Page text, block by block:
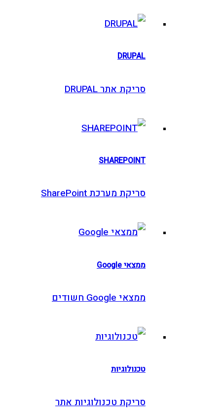
DRUPAL
סריקת אתר DRUPAL
SHAREPOINT
סריקת מערכת SharePoint
ממצאי Google חשודים
טכנולוגיות
סריקת טכנולוגיות אתר